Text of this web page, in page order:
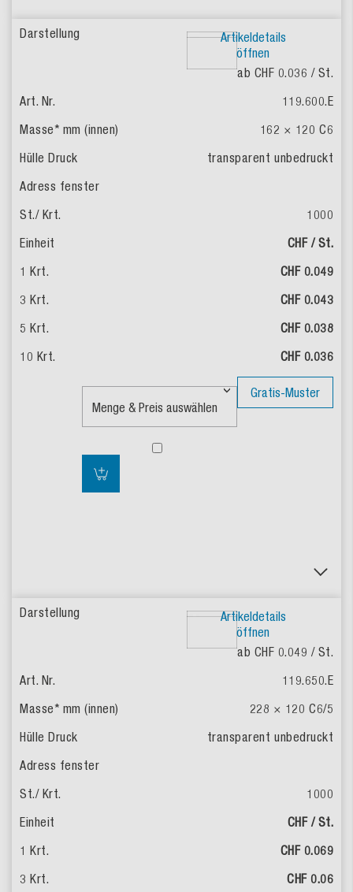
Artikeldetails
öffnen
ab CHF 0.036 / St.
119.600.E
162 × 120 C6
transparent unbedruckt
1000
CHF / St.
CHF 0.049
CHF 0.043
CHF 0.038
CHF 0.036
Gratis-Muster
Artikeldetails
öffnen
ab CHF 0.049 / St.
119.650.E
228 × 120 C6/5
transparent unbedruckt
1000
CHF / St.
CHF 0.069
CHF 0.06